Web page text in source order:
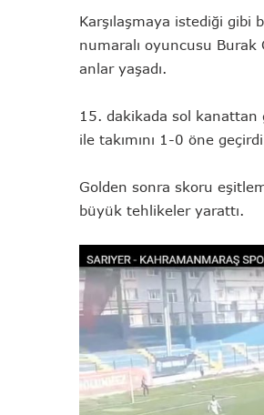
Karşılaşmaya istediği gibi
numaralı oyuncusu Burak
anlar yaşadı.
15. dakikada sol kanattan
ile takımını 1-0 öne
Golden sonra skoru
büyük tehlikeler yarattı.